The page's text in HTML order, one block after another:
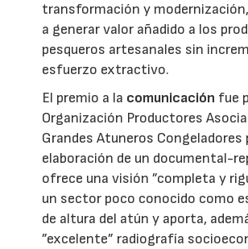
transformación y
a generar valor añadido a los
pesqueros artesanales sin
esfuerzo extractivo.
El premio a la comunicación fue
Organización Productores
Grandes Atuneros Congeladores
elaboración de un documental-
ofrece una visión ”completa y
un sector poco conocido como
de altura del atún y aporta,
”excelente” radiografía